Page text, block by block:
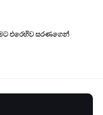
එරෙහිව සරණගෙන්